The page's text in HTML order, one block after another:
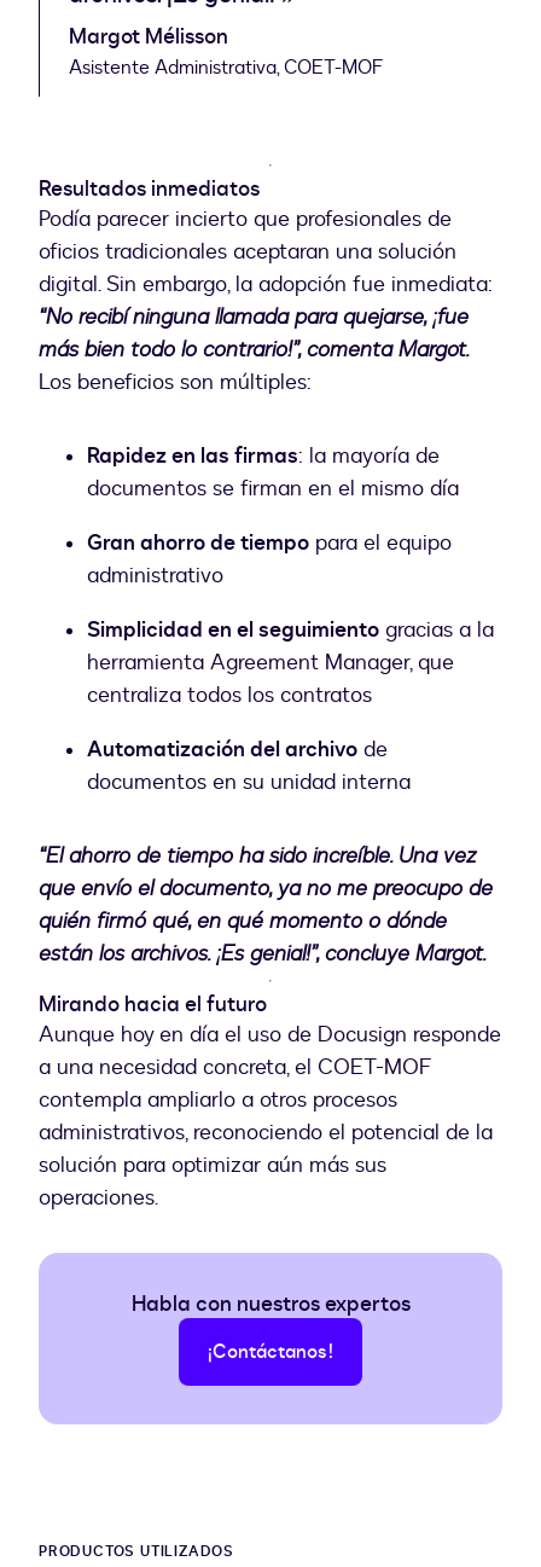
Margot Mélisson
Asistente Administrativa, COET-MOF
Resultados inmediatos
Podía parecer incierto que profesionales de
oficios tradicionales aceptaran una solución
digital. Sin embargo, la adopción fue inmediata:
“No recibí ninguna llamada para quejarse, ¡fue
más bien todo lo contrario!”, comenta Margot.
Los beneficios son múltiples:
Rapidez en las firmas: la mayoría de
documentos se firman en el mismo día
Gran ahorro de tiempo para el equipo
administrativo
Simplicidad en el seguimiento gracias a la
herramienta Agreement Manager, que
centraliza todos los contratos
Automatización del archivo de
documentos en su unidad interna
“El ahorro de tiempo ha sido increíble. Una vez
que envío el documento, ya no me preocupo de
quién firmó qué, en qué momento o dónde
están los archivos. ¡Es genial!”, concluye Margot.
Mirando hacia el futuro
Aunque hoy en día el uso de Docusign responde
a una necesidad concreta, el COET-MOF
contempla ampliarlo a otros procesos
administrativos, reconociendo el potencial de la
solución para optimizar aún más sus
operaciones.
Habla con nuestros expertos
¡Contáctanos!
PRODUCTOS UTILIZADOS